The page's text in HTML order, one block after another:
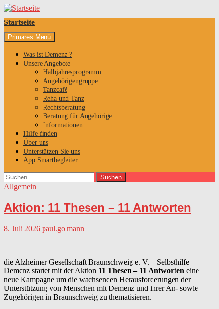
Startseite
Suchen
Primäres Menü
Inhalt
springen
Was ist Demenz ?
Unsere Angebote
Halbjahresprogramm
Angehörigengruppe
Tanzcafé
Reha und Tanz
Rechtsberatung
Beratung für Angehörige
Informationen
Hilfe finden
Über uns
Unterstützen Sie uns
App Smartbegleiter
Suchen
nach:
Allgemein
Aktion: 11 Thesen – 11 Antworten
8. Juli 2026 paul.golmann
die Alzheimer Gesellschaft Braunschweig e. V. – Selbsthilfe
Demenz startet mit der Aktion 11 Thesen – 11 Antworten eine
neue Kampagne um die wachsenden Herausforderungen der
Unterstützung von Menschen mit Demenz und ihrer An- sowie
Zugehörigen in Braunschweig zu thematisieren.